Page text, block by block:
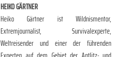
HEIKO GÄRTNER
Heiko Gärtner ist Wildnismentor,
Extremjournalist, Survivalexperte,
Weltreisender und einer der führenden